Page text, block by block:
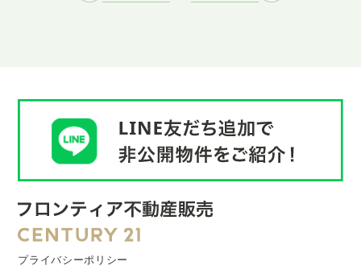
プライバシーポリシー